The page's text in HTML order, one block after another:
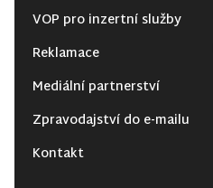
VOP pro inzertní služby
Reklamace
Mediální partnerství
Zpravodajství do e-mailu
Kontakt